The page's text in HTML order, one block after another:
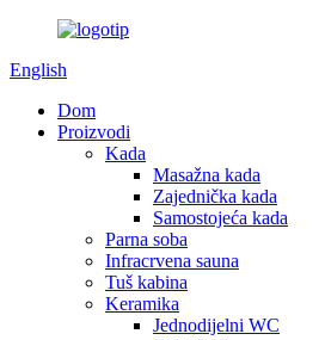
English
Dom
Proizvodi
Kada
Masažna kada
Zajednička kada
Samostojeća kada
Parna soba
Infracrvena sauna
Tuš kabina
Keramika
Jednodijelni WC